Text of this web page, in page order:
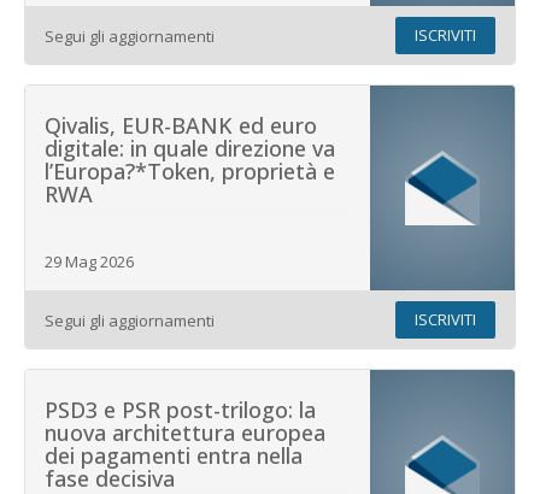
Segui gli aggiornamenti ISCRIVITI
Qivalis, EUR-BANK ed euro
digitale: in quale direzione va
l’Europa?*Token, proprietà e
RWA
29 Mag 2026
Segui gli aggiornamenti ISCRIVITI
PSD3 e PSR post-trilogo: la
nuova architettura europea
dei pagamenti entra nella
fase decisiva